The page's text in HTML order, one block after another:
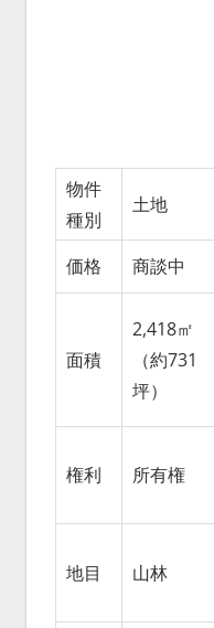
物件
種別
土地
価格
商談中
面積
2,418㎡
（約731
坪）
権利 所有権
地目 山林